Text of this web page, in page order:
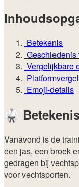
Betekenis
Geschiedenis
Vergelijkbare
Emoji-details
🥋
Vanavond is de
een jas, een broek
gedragen bij
voor vechtsporten.